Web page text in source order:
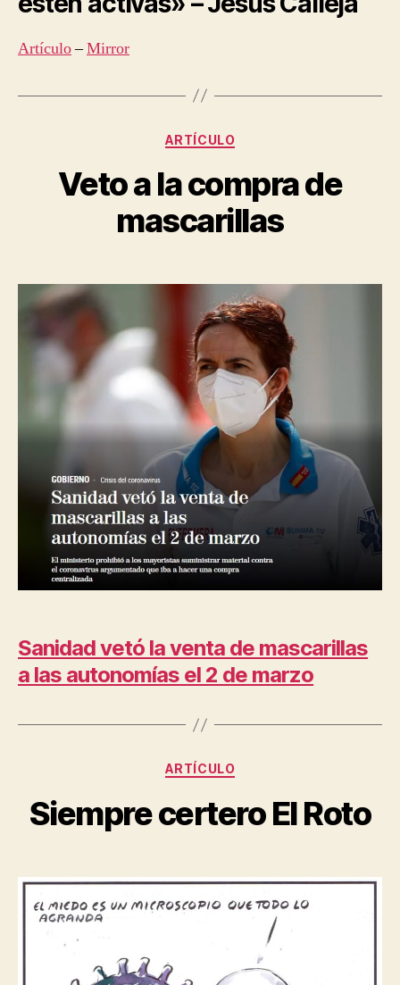
Artículo–Mirror
Categorías
ARTÍCULO
Veto a la compra de
mascarillas
Sanidad vetó la venta de mascarillas
a las autonomías el 2 de marzo
Categorías
ARTÍCULO
Siempre certero El Roto